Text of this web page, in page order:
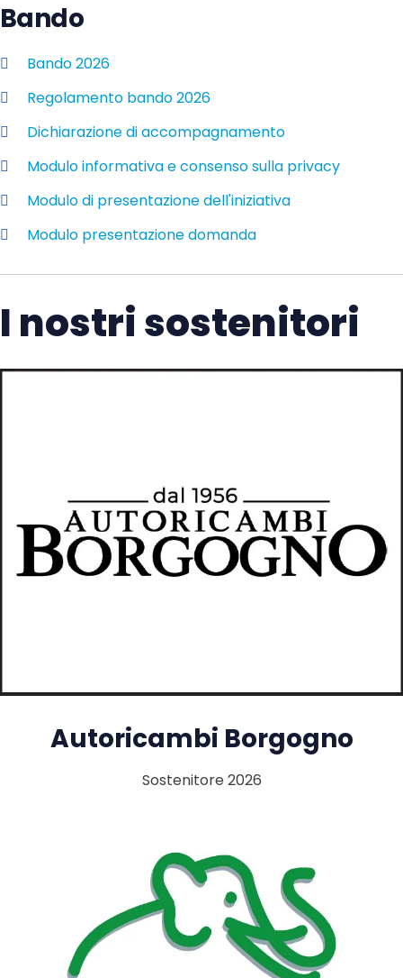
Bando
Bando 2026
Regolamento bando 2026
Dichiarazione di accompagnamento
Modulo informativa e consenso sulla privacy
Modulo di presentazione dell'iniziativa
Modulo presentazione domanda
I nostri sostenitori
Autoricambi Borgogno
Sostenitore 2026